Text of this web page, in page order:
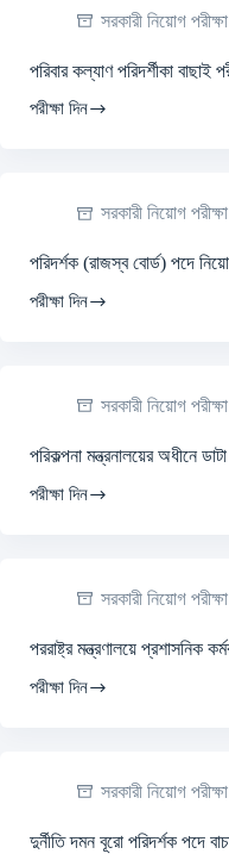
সরকারী নিয়োগ পরীক্ষা
পরিবার কল্যাণ পরিদর্শীকা বাছাই
পরীক্ষা দিন
সরকারী নিয়োগ পরীক্ষা
পরিদর্শক (রাজস্ব বোর্ড) পদে
পরীক্ষা দিন
সরকারী নিয়োগ পরীক্ষা
পরিকল্পনা মন্ত্রনালয়ের অধীনে
পরীক্ষা দিন
সরকারী নিয়োগ পরীক্ষা
পররাষ্ট্র মন্ত্রণালয়ে প্রশাসনিক
পরীক্ষা দিন
সরকারী নিয়োগ পরীক্ষা
দুর্নীতি দমন বূরো পরিদর্শক পদে